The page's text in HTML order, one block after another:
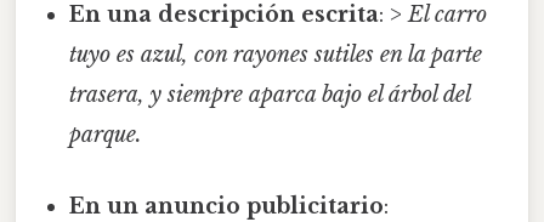
En una descripción escrita: >El carro
tuyo es azul, con rayones sutiles en la parte
trasera, y siempre aparca bajo el árbol del
parque.
En un anuncio publicitario: